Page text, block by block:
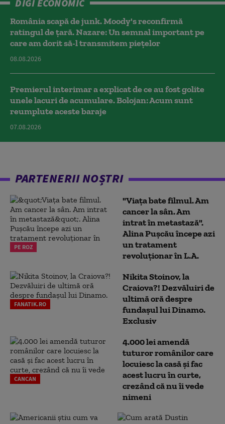
DIGI ECONOMIC
România scapă de junk. Moody's reconfirmă
ratingul de țară. Nazare: Un semnal important pe
care am dorit să-l transmitem piețelor
08.08.2026
Premierul interimar a explicat de ce au fost golite
unele lacuri de acumulare. Bolojan: Acum sunt
reumplute aceste baraje
07.08.2026
PARTENERII NOȘTRI
PE ROZ
"Viața bate filmul. Am
cancer la sân. Am
intrat în metastază".
Alina Pușcău începe azi
un tratament
revoluționar în L.A.
FANATIK.RO
Nikita Stoinov, la
Craiova?! Dezvăluiri de
ultimă oră despre
fundașul lui Dinamo.
Exclusiv
CANCAN
4.000 lei amendă
tuturor românilor care
locuiesc la casă și fac
acest lucru în curte,
crezând că nu îi vede
nimeni